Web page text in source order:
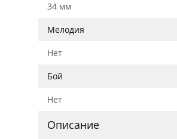
34 мм
Мелодия
Нет
Бой
Нет
Описание